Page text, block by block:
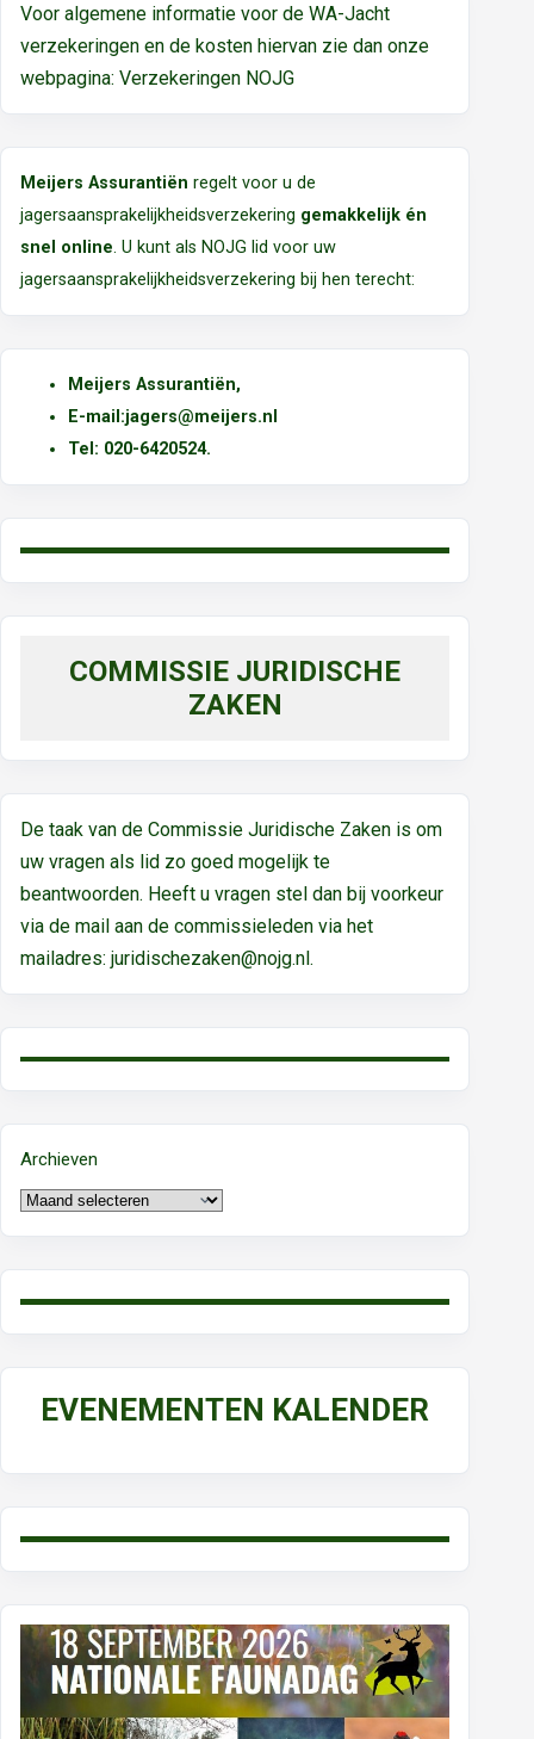
Voor algemene informatie voor de WA-Jacht
verzekeringen en de kosten hiervan zie dan onze
webpagina: Verzekeringen NOJG
Meijers Assurantiën regelt voor u de
jagersaansprakelijkheidsverzekering gemakkelijk én
snel online. U kunt als NOJG lid voor uw
jagersaansprakelijkheidsverzekering bij hen terecht:
Meijers Assurantiën,
E-mail:jagers@meijers.nl
Tel: 020-6420524.
COMMISSIE JURIDISCHE
ZAKEN
De taak van de Commissie Juridische Zaken is om
uw vragen als lid zo goed mogelijk te
beantwoorden. Heeft u vragen stel dan bij voorkeur
via de mail aan de commissieleden via het
mailadres: juridischezaken@nojg.nl.
Archieven
EVENEMENTEN KALENDER